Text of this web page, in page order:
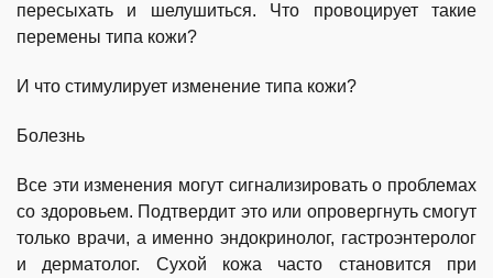
пересыхать и шелушиться. Что провоцирует такие
перемены типа кожи?
И что стимулирует изменение типа кожи?
Болезнь
Все эти изменения могут сигнализировать о проблемах
со здоровьем. Подтвердит это или опровергнуть смогут
только врачи, а именно эндокринолог, гастроэнтеролог
и дерматолог. Сухой кожа часто становится при